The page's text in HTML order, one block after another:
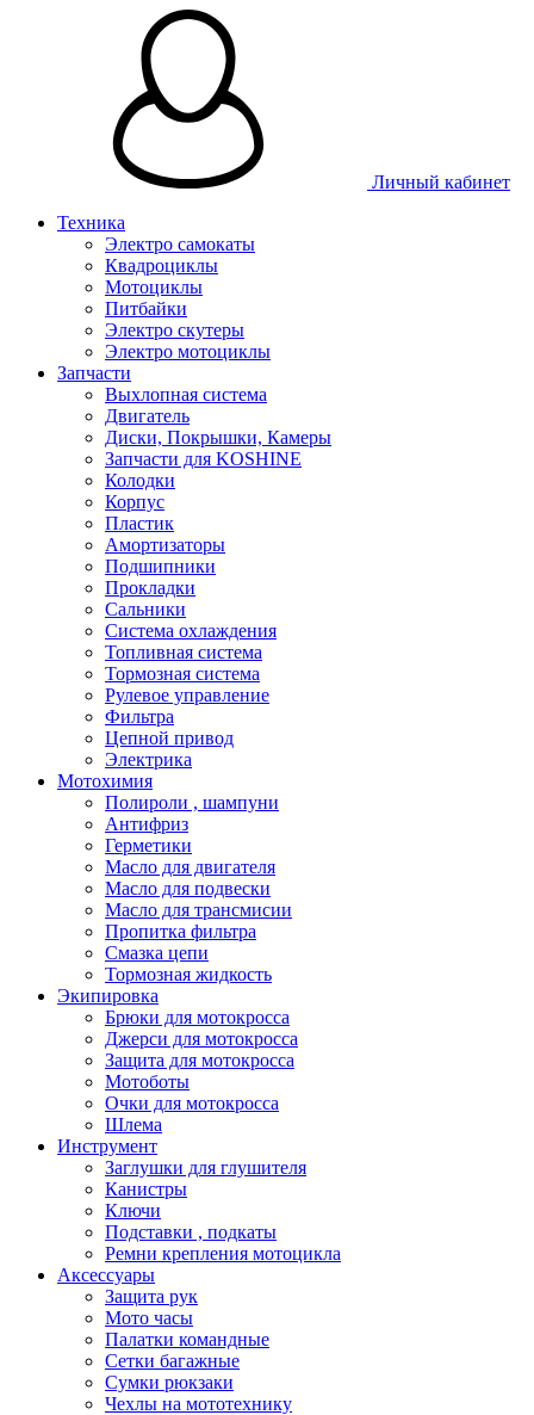
Личный кабинет
Техника
Электро самокаты
Квадроциклы
Мотоциклы
Питбайки
Электро скутеры
Электро мотоциклы
Запчасти
Выхлопная система
Двигатель
Диски, Покрышки, Камеры
Запчасти для KOSHINE
Колодки
Корпус
Пластик
Амортизаторы
Подшипники
Прокладки
Сальники
Система охлаждения
Топливная система
Тормозная система
Рулевое управление
Фильтра
Цепной привод
Электрика
Мотохимия
Полироли , шампуни
Антифриз
Герметики
Масло для двигателя
Масло для подвески
Масло для трансмисии
Пропитка фильтра
Смазка цепи
Тормозная жидкость
Экипировка
Брюки для мотокросса
Джерси для мотокросса
Защита для мотокросса
Мотоботы
Очки для мотокросса
Шлема
Инструмент
Заглушки для глушителя
Канистры
Ключи
Подставки , подкаты
Ремни крепления мотоцикла
Аксессуары
Защита рук
Мото часы
Палатки командные
Сетки багажные
Сумки рюкзаки
Чехлы на мототехнику